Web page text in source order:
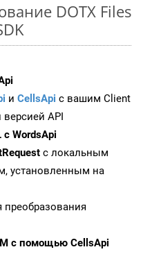
DOTX Files
и CellsApi с вашим Client
версией API
с WordsApi
с локальным
установленным на
преобразования
с помощью CellsApi